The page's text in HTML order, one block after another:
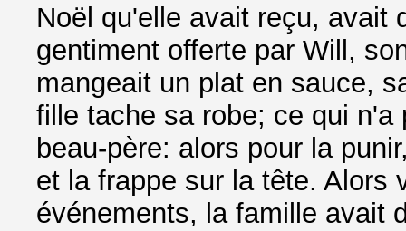
Noël qu'elle avait reçu, avait
gentiment offerte par Will,
mangeait un plat en sauce,
fille tache sa robe; ce qui
beau-père: alors pour la
et la frappe sur la tête. Alors
événements, la famille avait